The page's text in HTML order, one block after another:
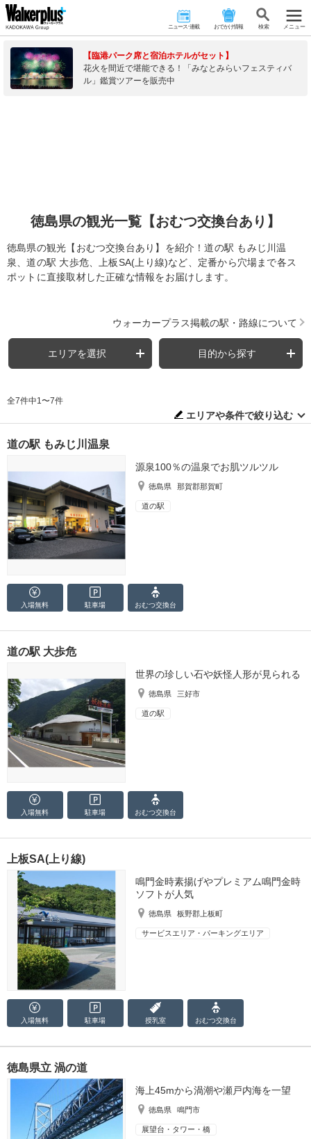
ニュース･連載 おでかけ情報 検 索 メニュー
【臨港パーク席と宿泊ホテルがセット】
花火を間近で堪能できる！「みなとみらいフェスティバ
ル」鑑賞ツアーを販売中
徳島県の観光一覧【おむつ交換台あり】
徳島県の観光【おむつ交換台あり】を紹介！道の駅 もみじ川温
泉、道の駅 大歩危、上板SA(上り線)など、定番から穴場まで各ス
ポットに直接取材した正確な情報をお届けします。
ウォーカープラス掲載の駅・路線について
エリアを選択 目的から探す
全7件中1〜7件
エリアや条件で絞り込む
道の駅 もみじ川温泉
源泉100％の温泉でお肌ツルツル
徳島県 那賀郡那賀町
道の駅
入場無料 駐車場 おむつ交換台
道の駅 大歩危
世界の珍しい石や妖怪人形が見られる
徳島県 三好市
道の駅
入場無料 駐車場 おむつ交換台
上板SA(上り線)
鳴門金時素揚げやプレミアム鳴門金時
ソフトが人気
徳島県 板野郡上板町
サービスエリア・パーキングエリア
入場無料 駐車場 授乳室 おむつ交換台
徳島県立 渦の道
海上45mから渦潮や瀬戸内海を一望
徳島県 鳴門市
展望台・タワー・橋